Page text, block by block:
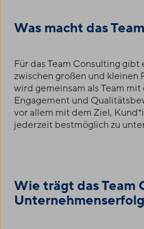
Was macht das
Für das Team Consulting
zwischen großen und kleinen
wird gemeinsam als Team
Engagement und
vor allem mit dem Ziel,
jederzeit bestmöglich zu
Wie trägt das Team